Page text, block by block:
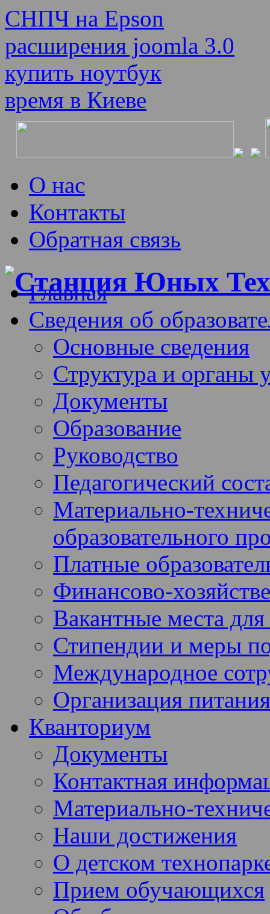
СНПЧ на Epson
расширения joomla 3.0
купить ноутбук
время в Киеве
О нас
Контакты
Обратная связь
Главная
Сведения об
Основные сведения
Структура и органы
Документы
Образование
Руководство
Педагогический
Материально-
образовательного
Платные
Финансово-
Вакантные места
Стипендии и меры
Международное
Организация
Кванториум
Документы
Контактная
Материально-
Наши достижения
О детском
Прием обучающихся